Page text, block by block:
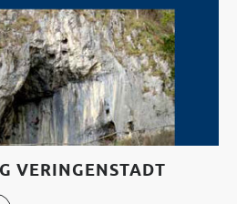
VERINGENSTADT